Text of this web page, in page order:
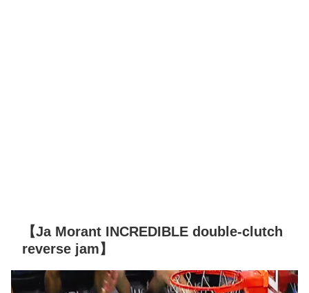
【Ja Morant INCREDIBLE double-clutch
reverse jam】